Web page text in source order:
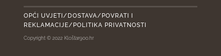
OPĆI UVJETI/DOSTAVA/POVRATI I
REKLAMACIJE/POLITIKA PRIVATNOSTI
Copyright © 2022 Kloštar900.hr